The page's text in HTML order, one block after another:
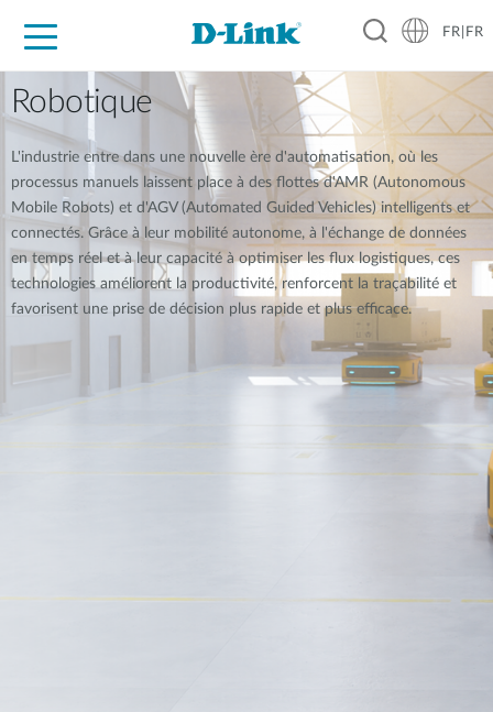
Grand Public
Entreprises
Industrie
Support
Ressources
Partenaires
FR|FR
Robotique
L'industrie entre dans une nouvelle ère d'automatisation, où les
processus manuels laissent place à des flottes d'AMR (Autonomous
Mobile Robots) et d'AGV (Automated Guided Vehicles) intelligents et
connectés. Grâce à leur mobilité autonome, à l'échange de données
en temps réel et à leur capacité à optimiser les flux logistiques, ces
technologies améliorent la productivité, renforcent la traçabilité et
favorisent une prise de décision plus rapide et plus efficace.